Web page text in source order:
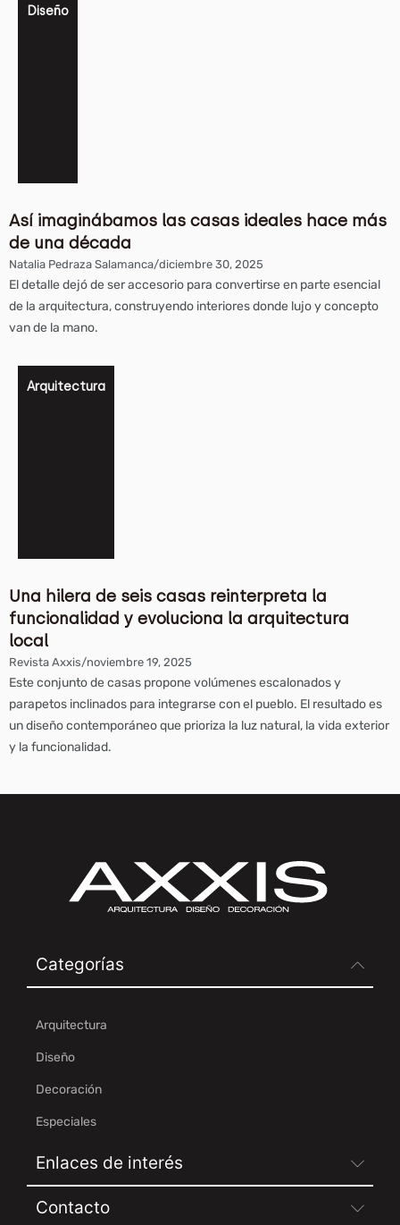
Diseño
Así imaginábamos las casas ideales hace más
de una década
Natalia Pedraza Salamanca/diciembre 30, 2025
El detalle dejó de ser accesorio para convertirse en parte esencial
de la arquitectura, construyendo interiores donde lujo y concepto
van de la mano.
Arquitectura
Una hilera de seis casas reinterpreta la
funcionalidad y evoluciona la arquitectura
local
Revista Axxis/noviembre 19, 2025
Este conjunto de casas propone volúmenes escalonados y
parapetos inclinados para integrarse con el pueblo. El resultado es
un diseño contemporáneo que prioriza la luz natural, la vida exterior
y la funcionalidad.
Categorías
Arquitectura
Diseño
Decoración
Especiales
Enlaces de interés
Contacto